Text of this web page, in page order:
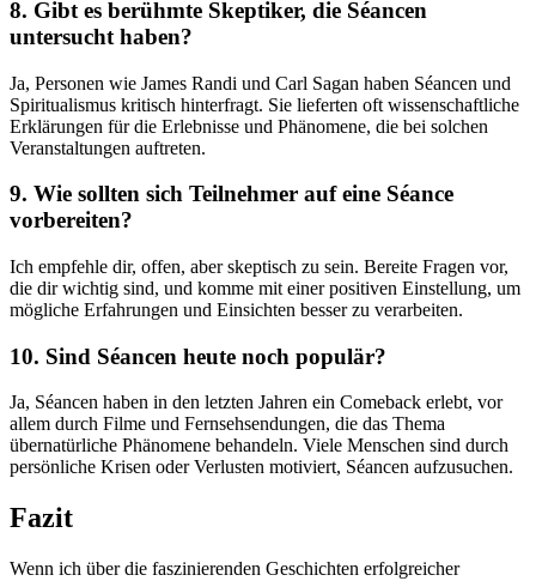
8. Gibt es berühmte Skeptiker, die Séancen
untersucht haben?
Ja, Personen wie James Randi und Carl Sagan haben Séancen und
Spiritualismus kritisch hinterfragt. Sie lieferten oft wissenschaftliche
Erklärungen für die Erlebnisse und Phänomene, die bei solchen
Veranstaltungen auftreten.
9. Wie sollten sich Teilnehmer auf eine Séance
vorbereiten?
Ich empfehle dir, offen, aber skeptisch zu sein. Bereite Fragen vor,
die dir wichtig sind, und komme mit einer positiven Einstellung, um
mögliche Erfahrungen und Einsichten besser zu verarbeiten.
10. Sind Séancen heute noch populär?
Ja, Séancen haben in den letzten Jahren ein Comeback erlebt, vor
allem durch Filme und Fernsehsendungen, die das Thema
übernatürliche Phänomene behandeln. Viele Menschen sind durch
persönliche Krisen oder Verlusten motiviert, Séancen aufzusuchen.
Fazit
Wenn ich über die faszinierenden Geschichten erfolgreicher